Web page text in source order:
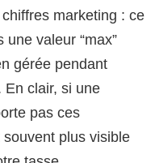
marketing : ce
une valeur “max”
gérée pendant
En clair, si une
pas ces
plus visible